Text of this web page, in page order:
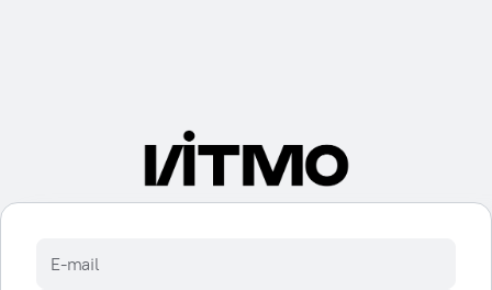
E-mail